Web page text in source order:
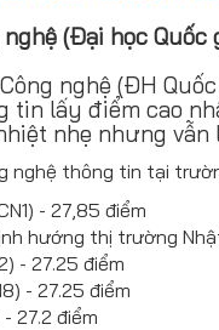
(Đại học Quốc
nghệ (ĐH
lấy điểm cao
nhẹ nhưng
nghệ thông tin tại
- 27,85 điểm
hướng thị trường
- 27.25 điểm
- 27.25 điểm
27.2 điểm